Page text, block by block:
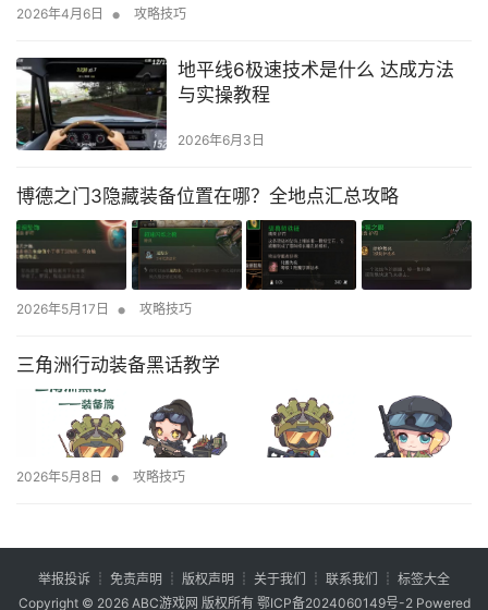
2026年4月6日 • 攻略技巧
地平线6极速技术是什么 达成方法
与实操教程
2026年6月3日
博德之门3隐藏装备位置在哪？全地点汇总攻略
2026年5月17日 • 攻略技巧
三角洲行动装备黑话教学
2026年5月8日 • 攻略技巧
举报投诉 ┊ 免责声明 ┊ 版权声明 ┊ 关于我们 ┊ 联系我们 ┊ 标签大全
Copyright © 2026 ABC游戏网 版权所有 鄂ICP备2024060149号-2Powered